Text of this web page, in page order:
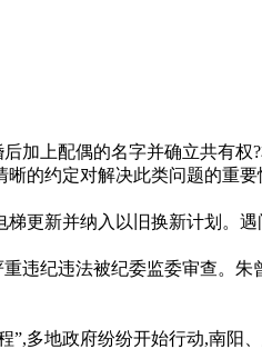
加上配偶的名字并确立共有
的约定对解决此类问题的重要
更新并纳入以旧换新计划。遇
违纪违法被纪委监委审查。
”,多地政府纷纷开始行动,南